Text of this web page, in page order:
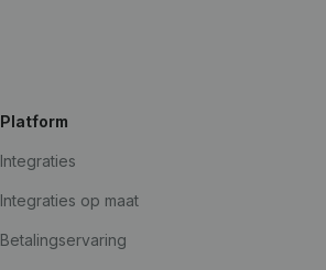
Platform
Integraties
Integraties op maat
Betalingservaring